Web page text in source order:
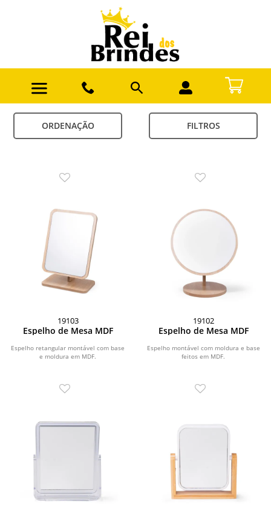
ORDENAÇÃO FILTROS
19103
Espelho de Mesa MDF
Espelho retangular montável com base
e moldura em MDF.
19102
Espelho de Mesa MDF
Espelho montável com moldura e base
feitos em MDF.